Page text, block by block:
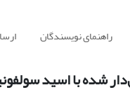
راهنمای نویسندگان
شده با اسید